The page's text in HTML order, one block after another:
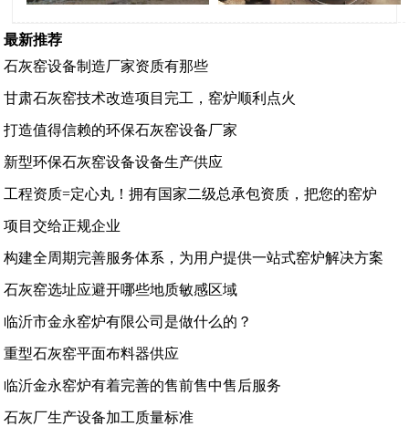
最新推荐
石灰窑设备制造厂家资质有那些
甘肃石灰窑技术改造项目完工，窑炉顺利点火
打造值得信赖的环保石灰窑设备厂家
新型环保石灰窑设备设备生产供应
工程资质=定心丸！拥有国家二级总承包资质，把您的窑炉
项目交给正规企业
构建全周期完善服务体系，为用户提供一站式窑炉解决方案
石灰窑选址应避开哪些地质敏感区域
临沂市金永窑炉有限公司是做什么的？
重型石灰窑平面布料器供应
临沂金永窑炉有着完善的售前售中售后服务
石灰厂生产设备加工质量标准